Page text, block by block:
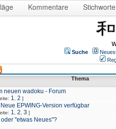
Kommentare Stichworte
Suche
Thema
neuen wadoku - Forum
1 2 ]
EPWING-Version verfügbar
1 2 3 ]
"etwas Neues"?